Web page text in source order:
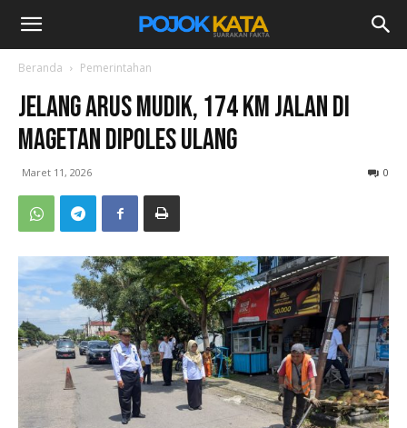
Beranda Pemerintahan
Jelang Arus Mudik, 174 Km Jalan di
Magetan Dipoles Ulang
Maret 11, 2026 0